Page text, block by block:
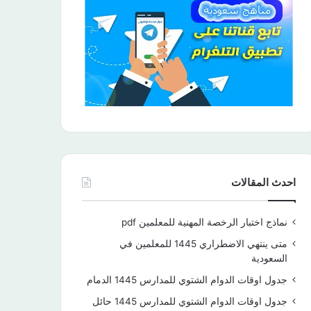
احدث المقالات
نماذج اختبار الرخصة المهنية للمعلمين pdf
متى ينتهي الاضطراري 1445 للمعلمين في
السعودية
جدول اوقات الدوام الشتوي للمدارس 1445 الدمام
جدول اوقات الدوام الشتوي للمدارس 1445 حائل